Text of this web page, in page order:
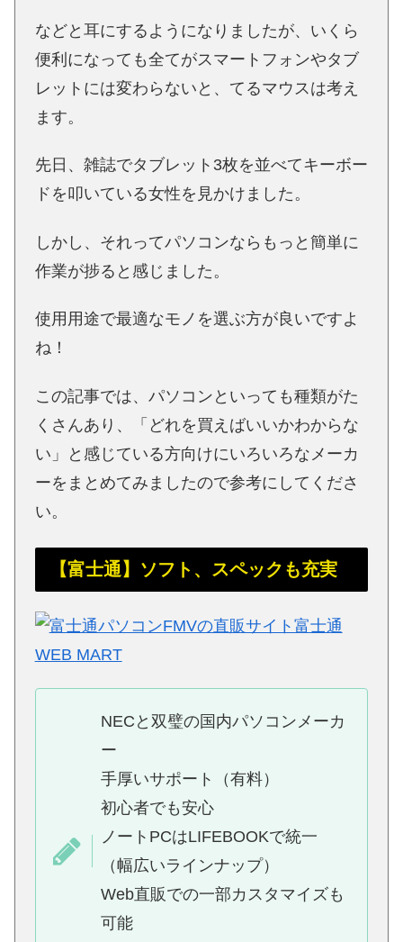
などと耳にするようになりましたが、いくら
便利になっても全てがスマートフォンやタブ
レットには変わらないと、てるマウスは考え
ます。
先日、雑誌でタブレット3枚を並べてキーボー
ドを叩いている女性を見かけました。
しかし、それってパソコンならもっと簡単に
作業が捗ると感じました。
使用用途で最適なモノを選ぶ方が良いですよ
ね！
この記事では、パソコンといっても種類がた
くさんあり、「どれを買えばいいかわからな
い」と感じている方向けにいろいろなメーカ
ーをまとめてみましたので参考にしてくださ
い。
【富士通】ソフト、スペックも充実
NECと双璧の国内パソコンメーカ
ー
手厚いサポート（有料）
初心者でも安心
ノートPCはLIFEBOOKで統一
（幅広いラインナップ）
Web直販での一部カスタマイズも
可能